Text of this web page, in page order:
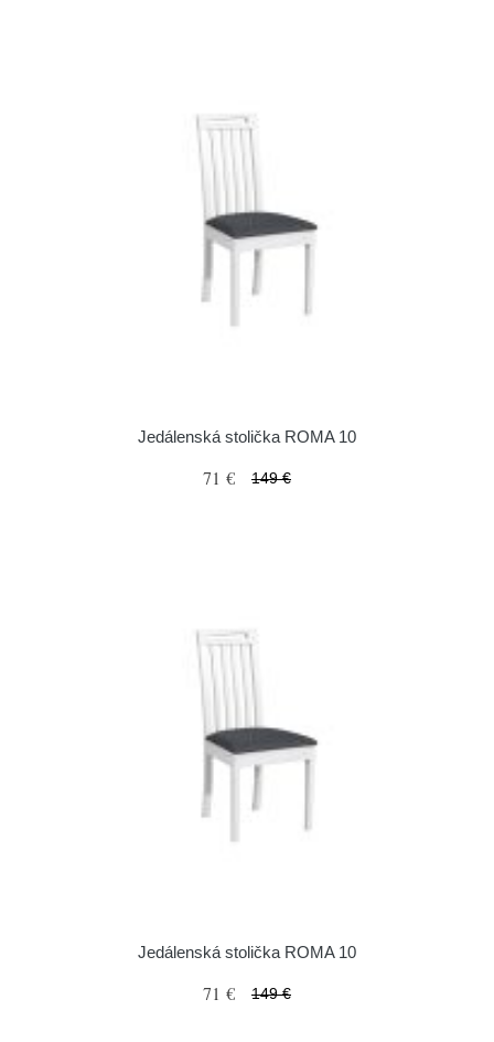
Jedálenská stolička ROMA 10
71 € 149 €
Jedálenská stolička ROMA 10
71 € 149 €